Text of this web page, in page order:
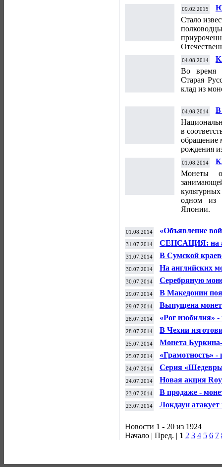
09.02.2015
Стало
04.08.2014
Во время
Старая
клад из
04.08.2014
В
в
обращение
рождения
01.08.2014
Монеты
одном из
Японии.
01.08.2014
«Объявление
империю»
31.07.2014 СЕНСАЦИЯ: на
31.07.2014
В Сумской
монет
30.07.2014 На английских
30.07.2014 Серебряную
29.07.2014 В Македонии
29.07.2014 Выпущена
28.07.2014 «Рог изобилия»
28.07.2014 В Чехии
25.07.2014 Монета Буркина-
25.07.2014
«Грамотность» -
коллекционные
24.07.2014
Серия «Шедевры
и лебедь»
24.07.2014 Новая акция
23.07.2014 В продаже -
23.07.2014 Локдаун
Новости 1 - 20 из 1924
Начало | Пред. | 1 2 3 4 5 6 7